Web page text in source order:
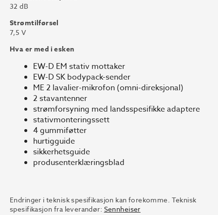
32 dB
Strømtilførsel
7,5 V
Hva er med i esken
EW-D EM stativ mottaker
EW-D SK bodypack-sender
ME 2 lavalier-mikrofon (omni-direksjonal)
2 stavantenner
strømforsyning med landsspesifikke adaptere
stativmonteringssett
4 gummiføtter
hurtigguide
sikkerhetsguide
produsenterklæringsblad
Endringer i teknisk spesifikasjon kan forekomme. Teknisk
spesifikasjon fra leverandør: Sennheiser